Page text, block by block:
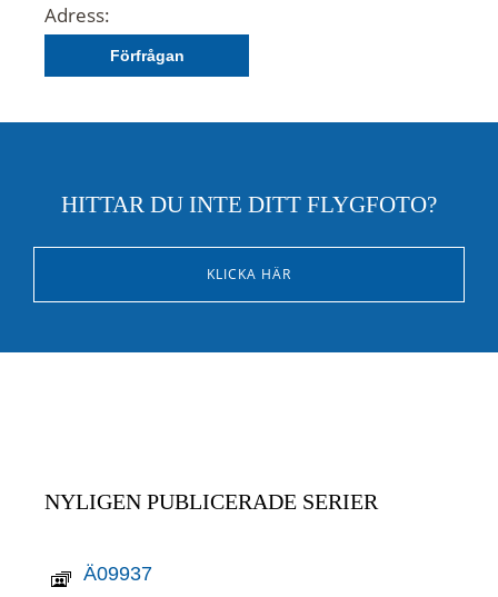
Adress:
Förfrågan
HITTAR DU INTE DITT FLYGFOTO?
KLICKA HÄR
NYLIGEN PUBLICERADE SERIER
Ä09937